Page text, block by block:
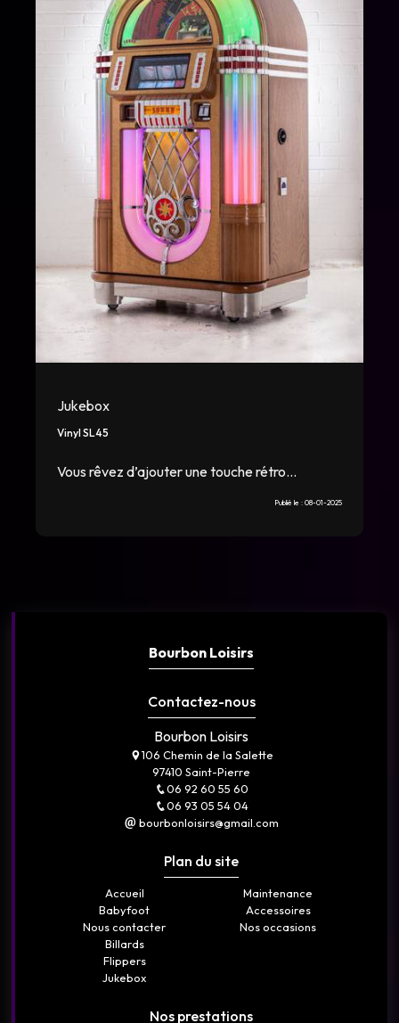
Jukebox
Vinyl SL45
Vous rêvez d’ajouter une touche rétro...
Publié le : 08-01-2025
Bourbon Loisirs
Contactez-nous
Bourbon Loisirs
106 Chemin de la Salette
97410 Saint-Pierre
06 92 60 55 60
06 93 05 54 04
bourbonloisirs@gmail.com
Plan du site
Accueil
Babyfoot
Nous contacter
Billards
Flippers
Jukebox
Maintenance
Accessoires
Nos occasions
Nos prestations